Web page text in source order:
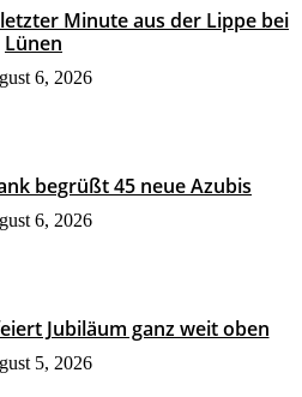
Minute aus der Lippe bei
Lünen
6, 2026
begrüßt 45 neue Azubis
6, 2026
Jubiläum ganz weit oben
5, 2026